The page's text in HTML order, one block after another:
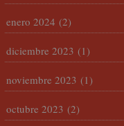
enero 2024 (2)
diciembre 2023 (1)
noviembre 2023 (1)
octubre 2023 (2)